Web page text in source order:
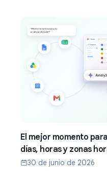
El mejor momento
días, horas y zonas
30 de junio de 2026